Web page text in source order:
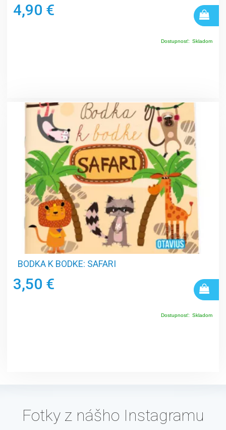
4,90 €
Dostupnosť: Skladom
BODKA K BODKE: SAFARI
3,50 €
Dostupnosť: Skladom
Fotky z nášho Instagramu